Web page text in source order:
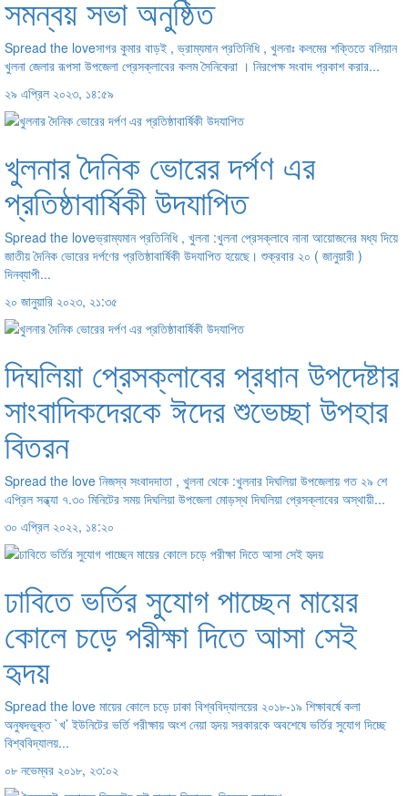
সমন্বয় সভা অনুষ্ঠিত
Spread the loveসাগর কুমার বাড়ই , ভ্রাম্যমান প্রতিনিধি , খুলনাঃ কলমের শক্তিতে বলিয়ান
খুলনা জেলার রূপসা উপজেলা প্রেসক্লাবের কলম সৈনিকেরা । নিরপেক্ষ সংবাদ প্রকাশ করার...
২৯ এপ্রিল ২০২৩, ১৪:৫৯
খুলনার দৈনিক ভোরের দর্পণ এর
প্রতিষ্ঠাবার্ষিকী উদযাপিত
Spread the loveভ্রাম্যমান প্রতিনিধি , খুলনা :খুলনা প্রেসক্লাবে নানা আয়োজনের মধ্য দিয়ে
জাতীয় দৈনিক ভোরের দর্পণের প্রতিষ্ঠাবার্ষিকী উদযাপিত হয়েছে। শুক্রবার ২০ ( জানুয়ারী )
দিনব্যাপী...
২০ জানুয়ারি ২০২৩, ২১:৩৫
দিঘলিয়া প্রেসক্লাবের প্রধান উপদেষ্টার
সাংবাদিকদেরকে ঈদের শুভেচ্ছা উপহার
বিতরন
Spread the love নিজস্ব সংবাদদাতা , খুলনা থেকে :খুলনার দিঘলিয়া উপজেলায় গত ২৯ শে
এপ্রিল সন্ধ্যা ৭.৩০ মিনিটের সময় দিঘলিয়া উপজেলা মোড়স্থ দিঘলিয়া প্রেসক্লাবের অস্থায়ী...
৩০ এপ্রিল ২০২২, ১৪:২০
ঢাবিতে ভর্তির সুযোগ পাচ্ছেন মায়ের
কোলে চড়ে পরীক্ষা দিতে আসা সেই
হৃদয়
Spread the love মায়ের কোলে চড়ে ঢাকা বিশ্ববিদ্যালয়ের ২০১৮-১৯ শিক্ষাবর্ষে কলা
অনুষদভুক্ত `খ’ ইউনিটের ভর্তি পরীক্ষায় অংশ নেয়া হৃদয় সরকারকে অবশেষে ভর্তির সুযোগ দিচ্ছে
বিশ্ববিদ্যালয়...
০৮ নভেম্বর ২০১৮, ২৩:০২